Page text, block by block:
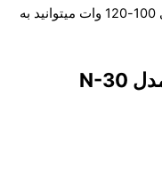
همچنین برای مشاهده تیوب لیزر شیشه ای 100-120 وات میتوانید به